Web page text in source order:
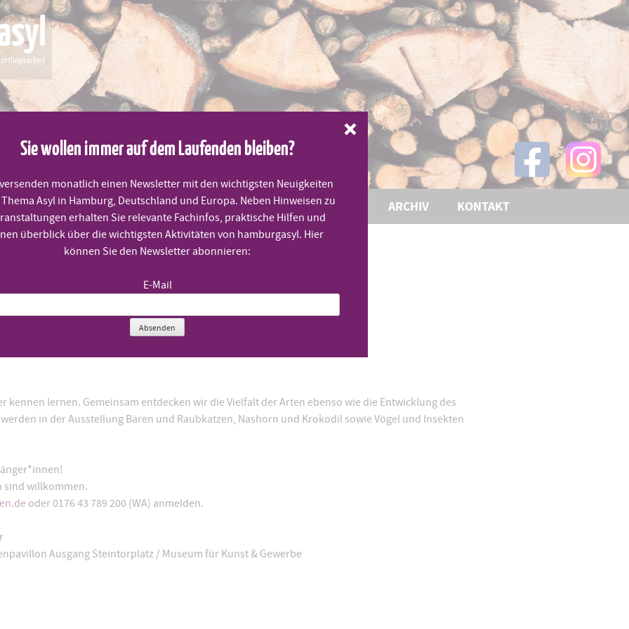
PRAKTISCHE HILFEN TERMINE THEMEN ARCHIV KONTAKT
kennen lernen. Gemeinsam entdecken wir die Vielfalt der Arten ebenso wie die Entwicklung des
in der Ausstellung Bären und Raubkatzen, Nashorn und Krokodil sowie Vögel und Insekten
sind willkommen.
oder 0176 43 789 200 (WA) anmelden.
Ausgang Steintorplatz / Museum für Kunst & Gewerbe
Sie wollen immer auf dem Laufenden bleiben?
monatlich einen Newsletter mit den wichtigsten Neuigkeiten
Asyl in Hamburg, Deutschland und Europa. Neben Hinweisen zu
erhalten Sie relevante Fachinfos, praktische Hilfen und
überblick über die wichtigsten Aktivitäten von hamburgasyl. Hier
können Sie den Newsletter abonnieren:
E-Mail
Absenden